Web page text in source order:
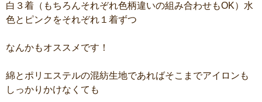
白３着（もちろんそれぞれ色柄違いの組み合わせもOK）水
色とピンクをそれぞれ１着ずつ
なんかもオススメです！
綿とポリエステルの混紡生地であればそこまでアイロンも
しっかりかけなくても